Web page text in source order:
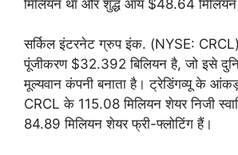
मिलियन था और शुद्ध आय $48.64 मिलियन
सर्किल इंटरनेट ग्रुप इंक. (NYSE: CRCL)
पूंजीकरण $32.392 बिलियन है, जो इसे
मूल्यवान कंपनी बनाता है। ट्रेडिंगव्यू के
CRCL के 115.08 मिलियन शेयर निजी
84.89 मिलियन शेयर फ्री-फ्लोटिंग हैं।